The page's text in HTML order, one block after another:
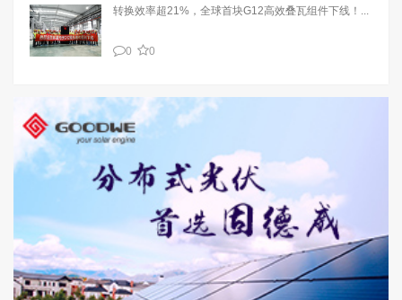
转换效率超21%，全球首块G12高效叠瓦组件下线！...
0 0